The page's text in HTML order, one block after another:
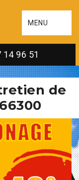
MENU
14 96 51
de